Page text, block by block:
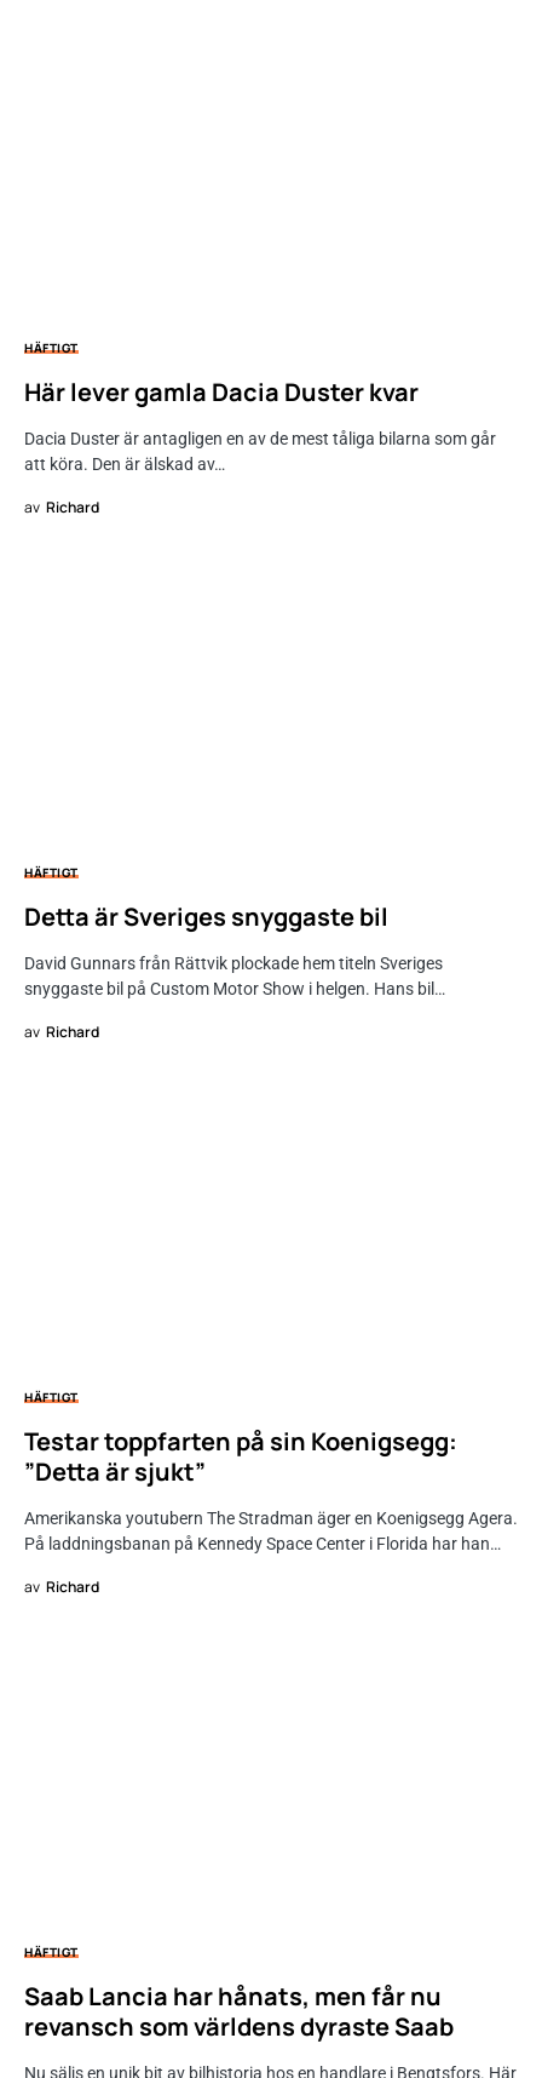
HÄFTIGT
Här lever gamla Dacia Duster kvar
Dacia Duster är antagligen en av de mest tåliga bilarna som går
att köra. Den är älskad av…
av Richard
HÄFTIGT
Detta är Sveriges snyggaste bil
David Gunnars från Rättvik plockade hem titeln Sveriges
snyggaste bil på Custom Motor Show i helgen. Hans bil…
av Richard
HÄFTIGT
Testar toppfarten på sin Koenigsegg:
”Detta är sjukt”
Amerikanska youtubern The Stradman äger en Koenigsegg Agera.
På laddningsbanan på Kennedy Space Center i Florida har han…
av Richard
HÄFTIGT
Saab Lancia har hånats, men får nu
revansch som världens dyraste Saab
Nu säljs en unik bit av bilhistoria hos en handlare i Bengtsfors. Här